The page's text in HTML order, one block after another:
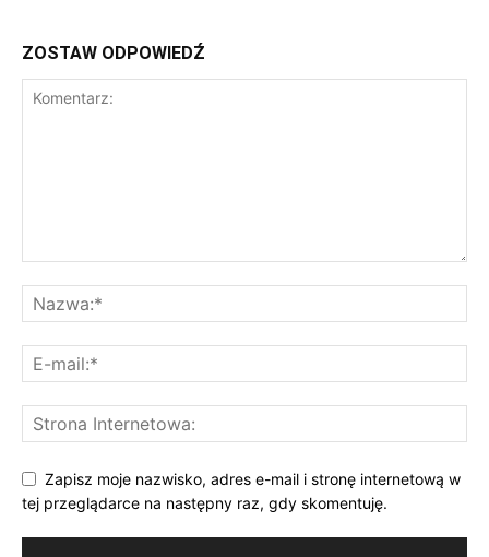
ZOSTAW ODPOWIEDŹ
Zapisz moje nazwisko, adres e-mail i stronę internetową w
tej przeglądarce na następny raz, gdy skomentuję.